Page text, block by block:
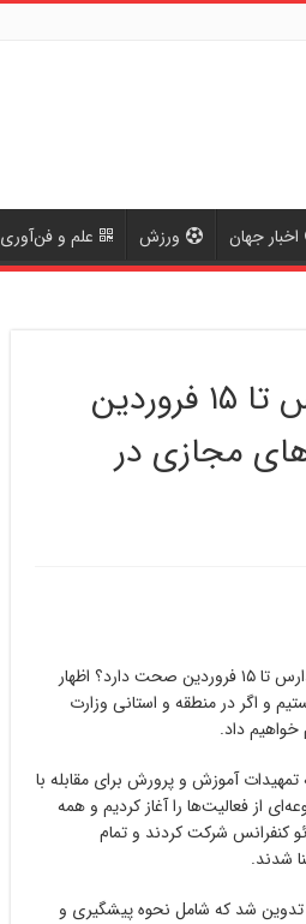
اخبار جهان ورزش علم و فن‌آوری
وزیر آموزش و پرورش: تعطیلی مدارس تا ۱۵ فروردین
مجازی در
به گزارش روا 24، وزیر آموزش و پرورش در پاسخ به اینکه آیا تعطیلی مدارس تا ۱۵ فروردین صحت دارد؟ اظهار
و اگر در منطقه و استانی وزارت
داد.
تمهیدات آموزش و پرورش برای مقابله با
از فعالیت‌ها را آغاز کردیم و همه
کنفرانس شرکت کردند و تمام
شدند.
تدوین شد که شامل نحوه پیشگیری و